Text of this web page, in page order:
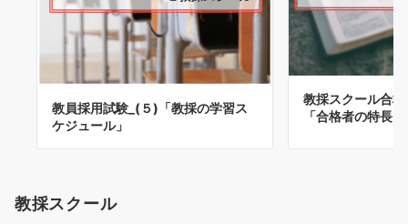
教員採用試験_(５)「教採の学習ス
ケジュール」
教採スクール合
「合格者の特長
教採スクール